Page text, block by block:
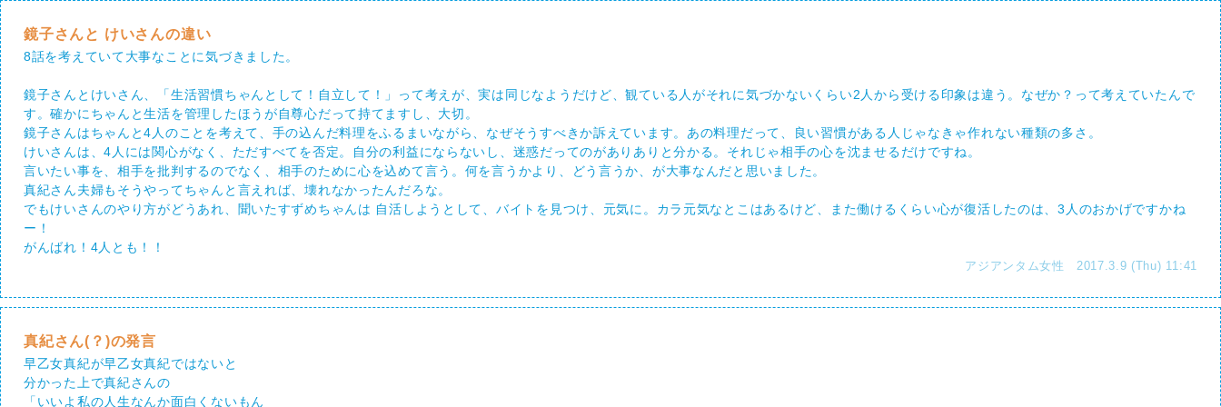
鏡子さんと けいさんの違い
8話を考えていて大事なことに気づきました。
鏡子さんとけいさん、「生活習慣ちゃんとして！自立して！」って考えが、実は同じなようだけど、観ている人がそれに気づかないくらい2人から受ける印象は違う。なぜか？って考えていたんで
す。確かにちゃんと生活を管理したほうが自尊心だって持てますし、大切。
鏡子さんはちゃんと4人のことを考えて、手の込んだ料理をふるまいながら、なぜそうすべきか訴えています。あの料理だって、良い習慣がある人じゃなきゃ作れない種類の多さ。
けいさんは、4人には関心がなく、ただすべてを否定。自分の利益にならないし、迷惑だってのがありありと分かる。それじゃ相手の心を沈ませるだけですね。
言いたい事を、相手を批判するのでなく、相手のために心を込めて言う。何を言うかより、どう言うか、が大事なんだと思いました。
真紀さん夫婦もそうやってちゃんと言えれば、壊れなかったんだろな。
でもけいさんのやり方がどうあれ、聞いたすずめちゃんは 自活しようとして、バイトを見つけ、元気に。カラ元気なとこはあるけど、また働けるくらい心が復活したのは、3人のおかげですかね
ー！
がんばれ！4人とも！！
アジアンタム女性 2017.3.9 (Thu) 11:41
真紀さん(？)の発言
早乙女真紀が早乙女真紀ではないと
分かった上で真紀さんの
「いいよ私の人生なんか面白くないもん